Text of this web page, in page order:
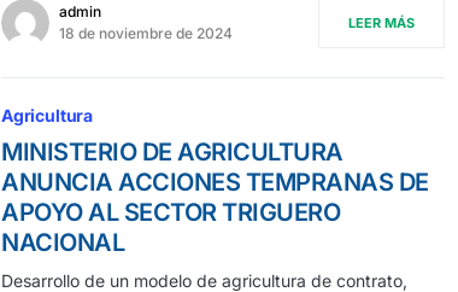
admin
18 de noviembre de 2024
LEER MÁS
Agricultura
MINISTERIO DE AGRICULTURA
ANUNCIA ACCIONES TEMPRANAS DE
APOYO AL SECTOR TRIGUERO
NACIONAL
Desarrollo de un modelo de agricultura de contrato,